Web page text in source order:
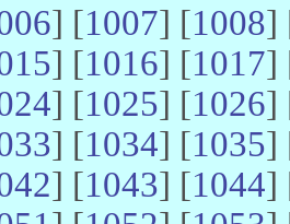
] [1007] [1008]
] [1016] [1017]
] [1025] [1026]
] [1034] [1035]
] [1043] [1044]